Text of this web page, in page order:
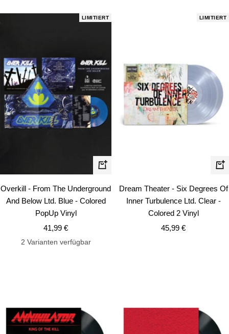
LIMITIERT
In
den
Warenkorb
Overkill - From The Underground
And Below Ltd. Blue - Colored
PopUp Vinyl
Angebotspreis
41,99 €
2 Varianten verfügbar
LIMITIERT
In
Dream Theater - Six Degrees Of
Inner Turbulence Ltd. Clear -
Colored 2 Vinyl
Angebotspreis
45,99 €